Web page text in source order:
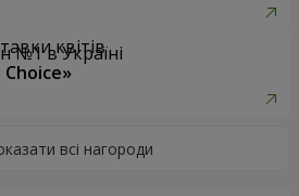
квітів